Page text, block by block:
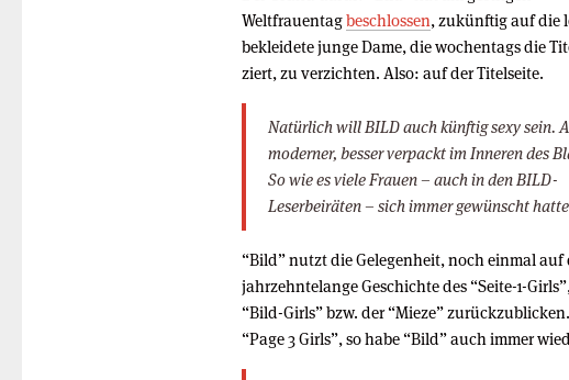
Weltfrauentagbeschlossen, zukünftig auf die
bekleidete junge Dame, die wochentags die
ziert, zu verzichten. Also: auf der Titelseite.
Natürlich will BILD auch künftig sexy sein.
moderner, besser verpackt im Inneren des
So wie es viele Frauen – auch in den BILD-
Leserbeiräten – sich immer gewünscht
“Bild” nutzt die Gelegenheit, noch einmal auf
jahrzehntelange Geschichte des “Seite-1-Girls”,
“Bild-Girls” bzw. der “Mieze”
“Page 3 Girls”, so habe “Bild” auch immer